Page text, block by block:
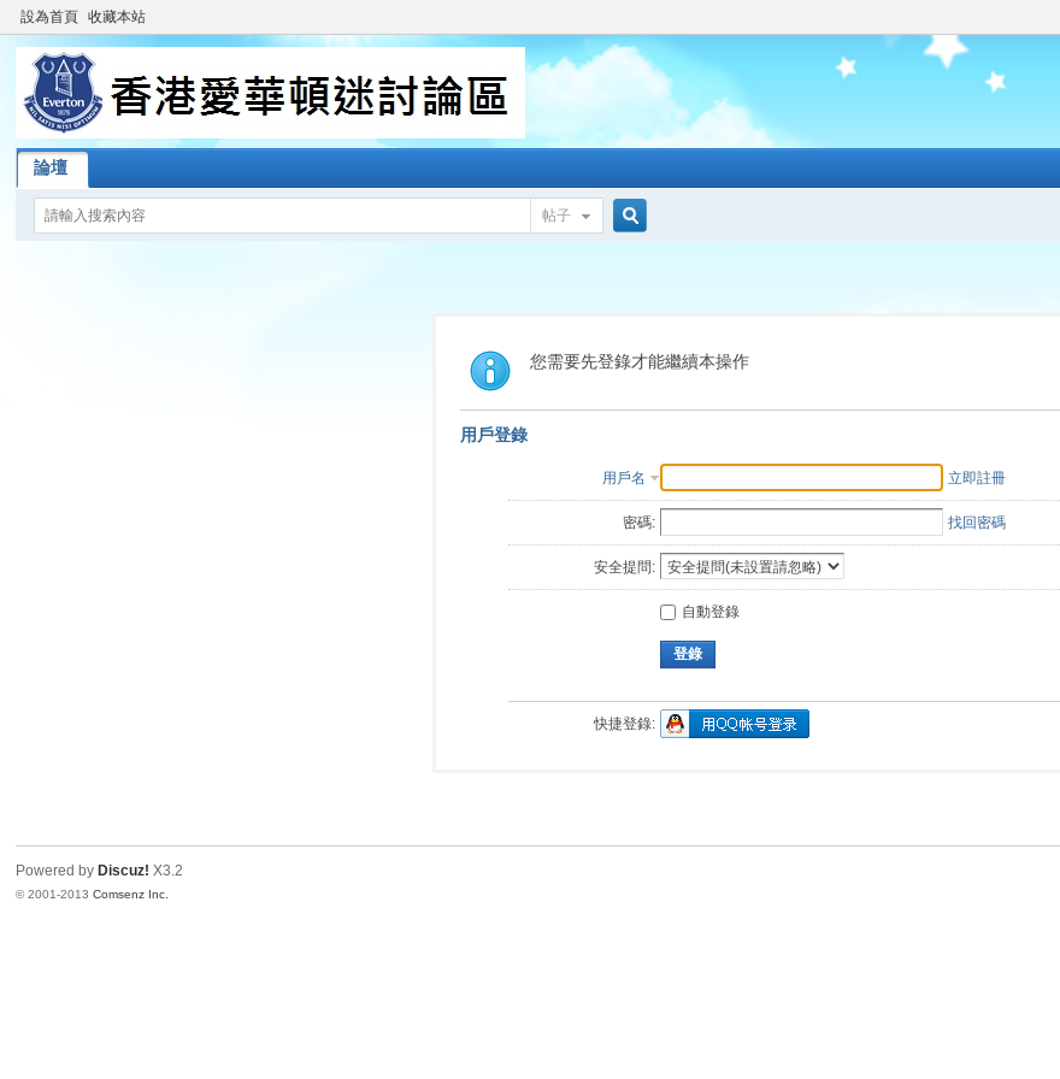
設為首頁 收藏本站
論壇
帖子
索
您需要先登錄才能繼續本操作
用戶登錄
用戶名 立即註冊
密碼: 找回密碼
安全提問:
自動登錄
登錄
快捷登錄:
Powered by Discuz! X3.2
© 2001-2013Comsenz Inc.